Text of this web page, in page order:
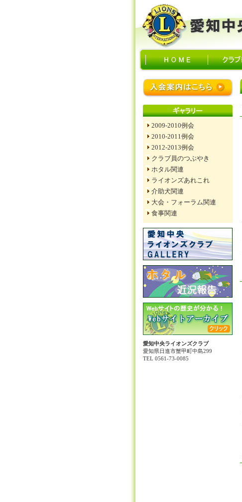
2009-2010例会
2010-2011例会
2012-2013例会
クラブ員のつぶやき
ホタル関連
ライオンズあれこれ
介助犬関連
大会・フォーラム関連
食事関連
愛知中央ライオンズクラブ
愛知県日進市蟹甲町中島299
TEL 0561-73-0085